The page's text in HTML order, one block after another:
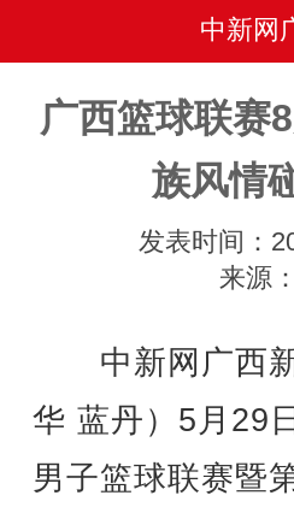
中新网
广西篮球联赛
族风情
发表时间：
来源
中新网广西新
华 蓝丹）5月29
男子篮球联赛暨